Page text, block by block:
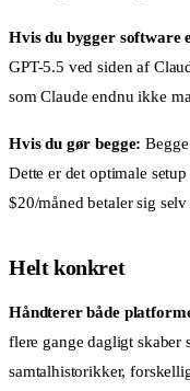
Hvis du bygger software
GPT-5.5 ved siden af
som Claude endnu ikke
Hvis du gør begge:
Dette er det optimale
$20/måned betaler sig
Helt konkret
Håndterer både
flere gange dagligt
samtalhistorikker,